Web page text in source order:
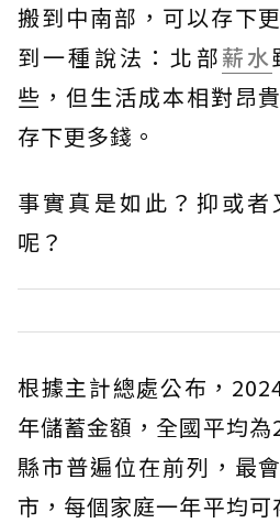
搬到中南部，可以存下
到一種說法：北部薪水
些，但生活成本相對昂
存下更多錢。
事實真是如此？抑或
呢？
根據主計總處公布，
年儲蓄金額，全國平均
縣市普遍位在前列，最
市，每個家庭一年平均